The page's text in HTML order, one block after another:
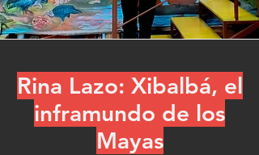
Rina Lazo: Xibalbá, el
inframundo de los
Mayas